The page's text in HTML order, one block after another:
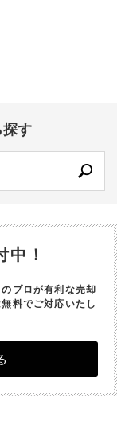
探す
中！
プロが有利な売却
料でご対応いたし